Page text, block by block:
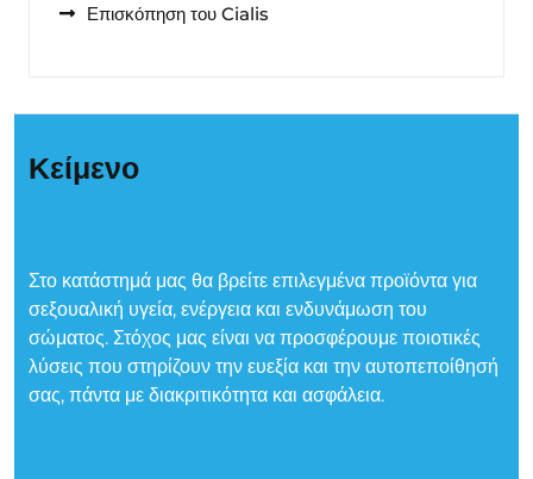
Επισκόπηση του Cialis
Κείμενο
Στο κατάστημά μας θα βρείτε επιλεγμένα προϊόντα για
σεξουαλική υγεία, ενέργεια και ενδυνάμωση του
σώματος. Στόχος μας είναι να προσφέρουμε ποιοτικές
λύσεις που στηρίζουν την ευεξία και την αυτοπεποίθησή
σας, πάντα με διακριτικότητα και ασφάλεια.